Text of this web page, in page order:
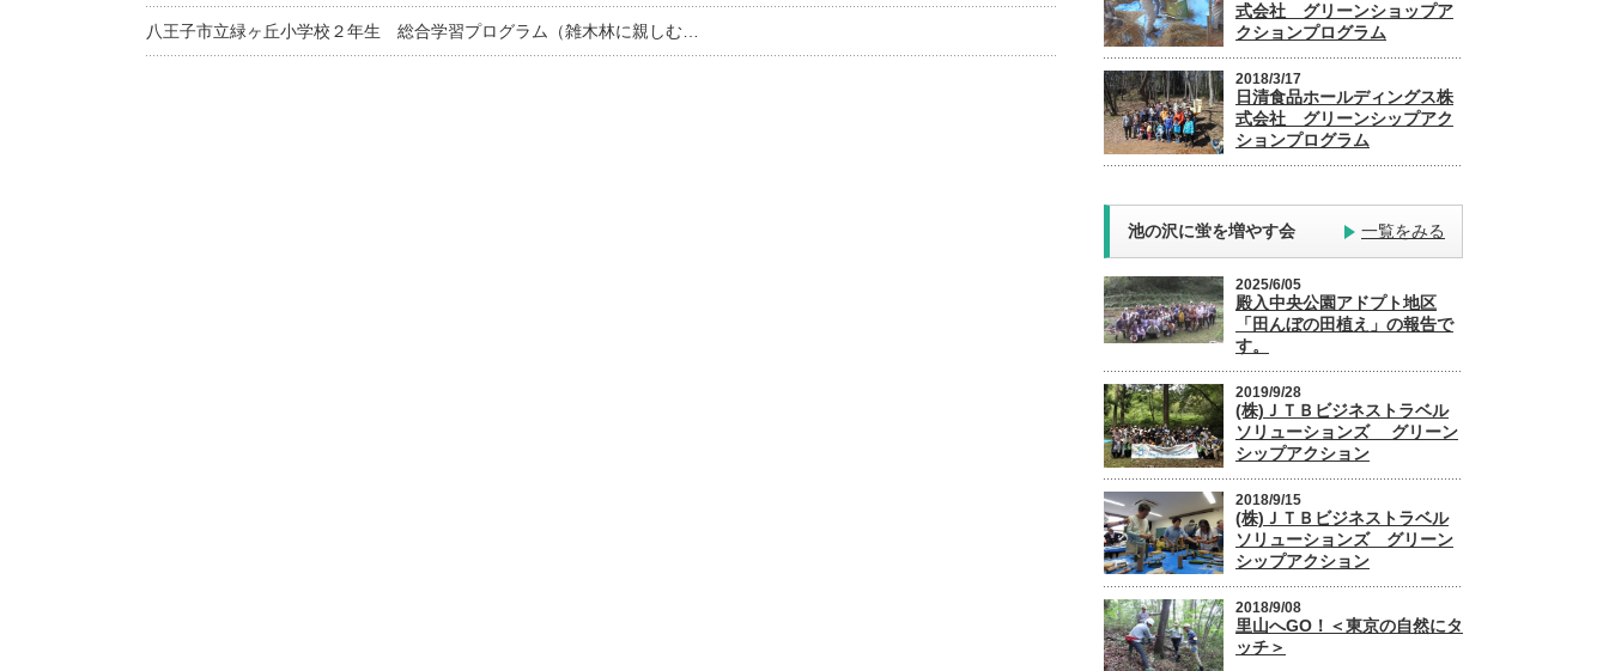
八王子市立緑ヶ丘小学校２年生 総合学習プログラム（雑木林に親しむ…
式会社 グリーンショップア
クションプログラム
2018/3/17
日清食品ホールディングス株
式会社 グリーンシップアク
ションプログラム
池の沢に蛍を増やす会 一覧をみる
2025/6/05
殿入中央公園アドプト地区
「田んぼの田植え」の報告で
す。
2019/9/28
(株)ＪＴＢビジネストラベル
ソリューションズ グリーン
シップアクション
2018/9/15
(株)ＪＴＢビジネストラベル
ソリューションズ グリーン
シップアクション
2018/9/08
里山へGO！＜東京の自然にタ
ッチ＞